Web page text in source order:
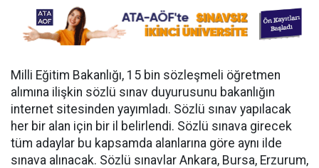
Milli Eğitim Bakanlığı, 15 bin sözleşmeli öğretmen
alımına ilişkin sözlü sınav duyurusunu bakanlığın
internet sitesinden yayımladı. Sözlü sınav yapılacak
her bir alan için bir il belirlendi. Sözlü sınava girecek
tüm adaylar bu kapsamda alanlarına göre aynı ilde
sınava alınacak. Sözlü sınavlar Ankara, Bursa, Erzurum,